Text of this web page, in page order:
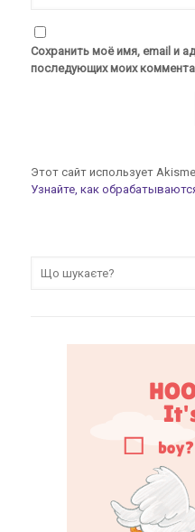
Сохранить моё имя, email и
последующих моих
Этот сайт использует
Узнайте, как